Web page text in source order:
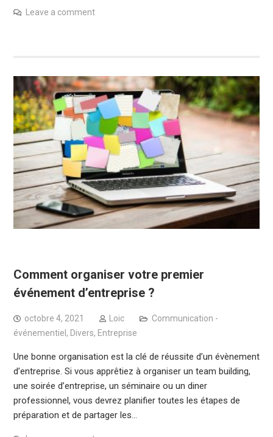
Leave a comment
Comment organiser votre premier
événement d’entreprise ?
octobre 4, 2021 Loic
Communication -
événementiel , Divers, Entreprise
Une bonne organisation est la clé de réussite d’un évènement
d’entreprise. Si vous apprêtiez à organiser un team building,
une soirée d’entreprise, un séminaire ou un diner
professionnel, vous devrez planifier toutes les étapes de
préparation et de partager les…